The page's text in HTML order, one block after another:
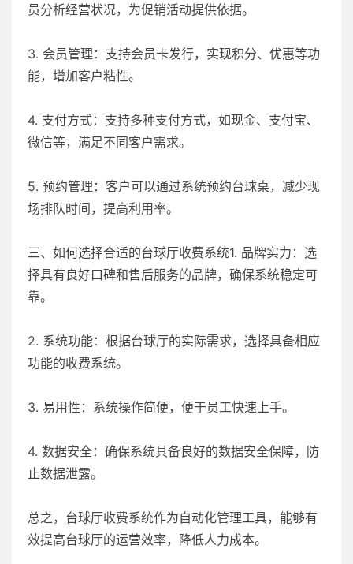
员分析经营状况，为促销活动提供依据。
3. 会员管理：支持会员卡发行，实现积分、优惠等功
能，增加客户粘性。
4. 支付方式：支持多种支付方式，如现金、支付宝、
微信等，满足不同客户需求。
5. 预约管理：客户可以通过系统预约台球桌，减少现
场排队时间，提高利用率。
三、如何选择合适的台球厅收费系统1. 品牌实力：选
择具有良好口碑和售后服务的品牌，确保系统稳定可
靠。
2. 系统功能：根据台球厅的实际需求，选择具备相应
功能的收费系统。
3. 易用性：系统操作简便，便于员工快速上手。
4. 数据安全：确保系统具备良好的数据安全保障，防
止数据泄露。
总之，台球厅收费系统作为自动化管理工具，能够有
效提高台球厅的运营效率，降低人力成本。